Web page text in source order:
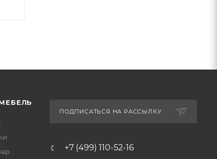
ПОДПИСАТЬСЯ НА РАССЫЛКУ
+7 (499) 110-52-16